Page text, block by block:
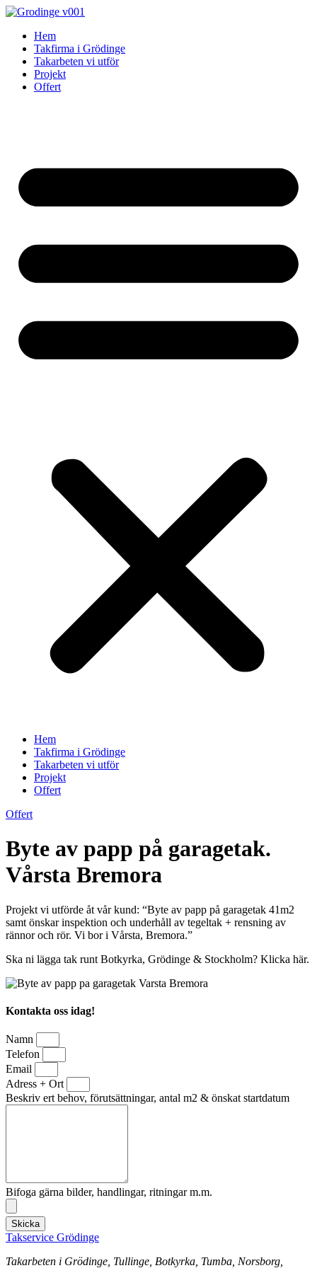
Skip
contentHem
Takfirma i Grödinge
Takarbeten vi utför
Projekt
Offert
Hem
Takfirma i Grödinge
Takarbeten vi utför
Projekt
Offert
Offert
Byte av papp på garagetak.
Vårsta Bremora
Projekt vi utförde åt vår kund: “Byte av papp på garagetak 41m2
samt önskar inspektion och underhåll av tegeltak + rensning av
rännor och rör. Vi bor i Vårsta, Bremora.”
Ska ni lägga tak runt Botkyrka, Grödinge & Stockholm? Klicka här.
Kontakta oss idag!
Namn
Telefon
Email
Adress + Ort
Beskriv ert behov, förutsättningar, antal m2 & önskat startdatum
Bifoga gärna bilder, handlingar, ritningar m.m.
Skicka
Takservice Grödinge
Takarbeten i Grödinge, Tullinge, Botkyrka, Tumba, Norsborg,